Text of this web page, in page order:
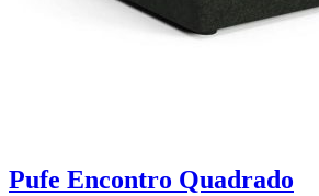
Pufe Encontro Quadrado